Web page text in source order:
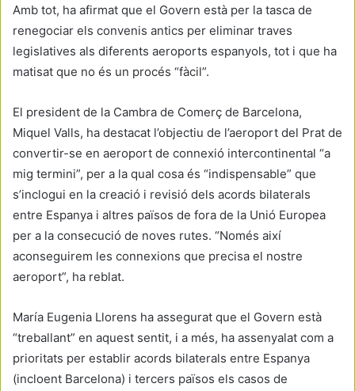
Amb tot, ha afirmat que el Govern està per la tasca de
renegociar els convenis antics per eliminar traves
legislatives als diferents aeroports espanyols, tot i que ha
matisat que no és un procés “fàcil”.
El president de la Cambra de Comerç de Barcelona,
Miquel Valls, ha destacat l’objectiu de l’aeroport del Prat de
convertir-se en aeroport de connexió intercontinental “a
mig termini”, per a la qual cosa és “indispensable” que
s’inclogui en la creació i revisió dels acords bilaterals
entre Espanya i altres països de fora de la Unió Europea
per a la consecució de noves rutes. “Només així
aconseguirem les connexions que precisa el nostre
aeroport”, ha reblat.
María Eugenia Llorens ha assegurat que el Govern està
“treballant” en aquest sentit, i a més, ha assenyalat com a
prioritats per establir acords bilaterals entre Espanya
(incloent Barcelona) i tercers països els casos de